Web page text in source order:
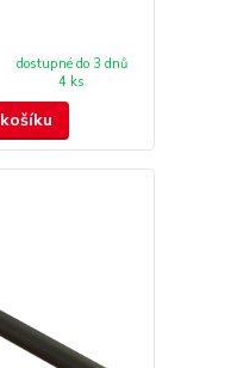
dostupné do 3 dnů
4 ks